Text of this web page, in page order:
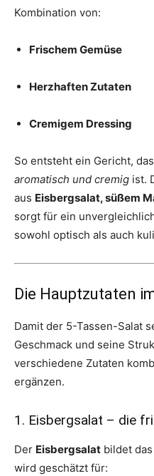
Kombination von:
Frischem Gemüse
Herzhaften Zutaten
Cremigem Dressing
So entsteht ein Gericht, das
aromatisch und cremig ist.
aus Eisbergsalat, süßem
sorgt für ein
sowohl optisch als auch
Die Hauptzutaten
Damit der 5-Tassen-Salat
Geschmack und seine
verschiedene Zutaten
ergänzen.
1. Eisbergsalat – die
Der Eisbergsalat bildet
wird geschätzt für: